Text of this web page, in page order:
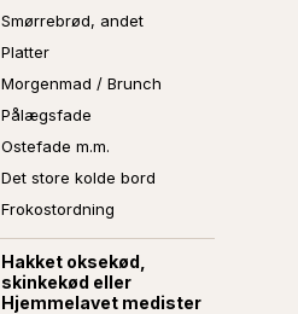
Smørrebrød, andet
Platter
Morgenmad / Brunch
Pålægsfade
Ostefade m.m.
Det store kolde bord
Frokostordning
Hakket oksekød,
skinkekød eller
Hjemmelavet medister